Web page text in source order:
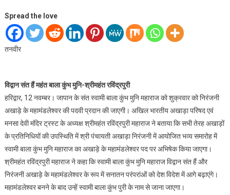
Spread the love
तनवीर
विद्वान संत हैं महंत बाला कुंभ मुनि-श्रीमहंत रविंद्रपुरी
हरिद्वार, 12 नवम्बर। जापान के संत स्वामी बाला कुंभ मुनि महाराज को शुक्रवार को निरंजनी
अखाड़े के महामंडलेश्वर की पदवी प्रदान की जाएगी। अखिल भारतीय अखाड़ा परिषद एवं
मनसा देवी मंदिर ट्रस्ट के अध्यक्ष श्रीमहंत रविंद्रपुरी महाराज ने बताया कि सभी तेरह अखाड़ों
के प्रतिनिधियों की उपस्थिति में श्री पंचायती अखाड़ा निरंजनी में आयोजित भव्य समारोह में
स्वामी बाला कुंभ मुनि महाराज का अखाड़े के महामंडलेश्वर पद पर अभिषेक किया जाएगा।
श्रीमहंत रविंद्रपुरी महाराज ने कहा कि स्वामी बाला कुंभ मुनि महाराज विद्वान संत हैं और
निरंजनी अखाड़े के महामंडलेश्वर के रूप में सनातन परंपरांओं को देश विदेश में आगे बढ़ाएंगे।
महामंडलेश्वर बनने के बाद उन्हें स्वामी बाला कुंभ पुरी के नाम से जाना जाएगा।